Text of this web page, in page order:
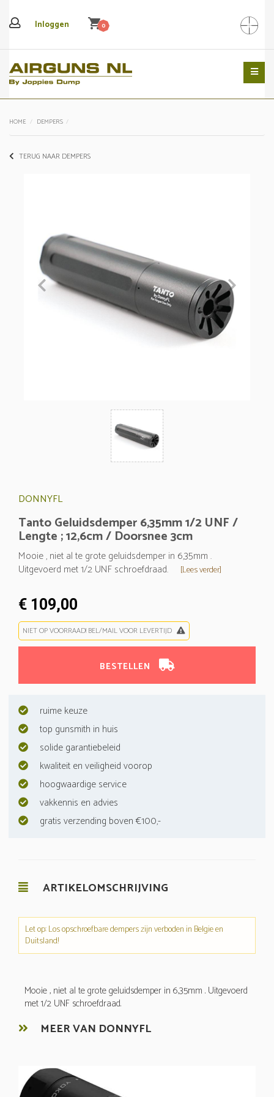
Inloggen shopping_cart0 Search
HOME DEMPERS
TERUG NAAR DEMPERS
DONNYFL
Tanto Geluidsdemper 6,35mm 1/2 UNF /
Lengte ; 12,6cm / Doorsnee 3cm
Mooie , niet al te grote geluidsdemper in 6,35mm .
Uitgevoerd met 1/2 UNF schroefdraad.
[Lees verder]
€ 109,00
NIET OP VOORRAAD! BEL/MAIL VOOR LEVERTIJD
BESTELLEN
ruime keuze
top gunsmith in huis
solide garantiebeleid
kwaliteit en veiligheid voorop
hoogwaardige service
vakkennis en advies
gratis verzending boven €100,-
ARTIKELOMSCHRIJVING
Let op: Los opschroefbare dempers zijn verboden in Belgie en
Duitsland!
Mooie , niet al te grote geluidsdemper in 6,35mm . Uitgevoerd
met 1/2 UNF schroefdraad.
MEER VAN DONNYFL